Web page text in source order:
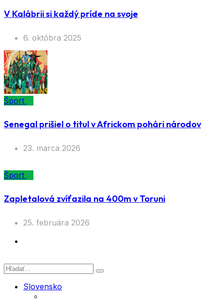
V Kalábrii si každý príde na svoje
6. októbra 2025
Šport
Senegal prišiel o titul v Africkom pohári národov
23. marca 2026
Šport
Zapletalová zvíťazila na 400m v Toruni
25. februára 2026
Slovensko